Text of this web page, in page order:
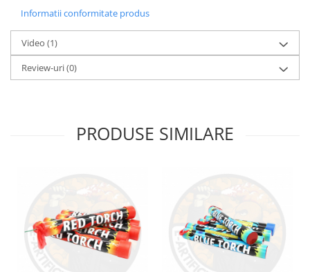
Informatii conformitate produs
Video (1)
Review-uri(0)
PRODUSE SIMILARE